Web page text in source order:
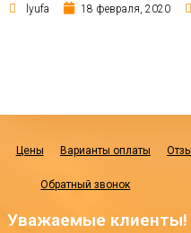
lyufa 18 февраля, 2020
Цены Варианты оплаты
Обратный звонок
Уважаемые клиенты!